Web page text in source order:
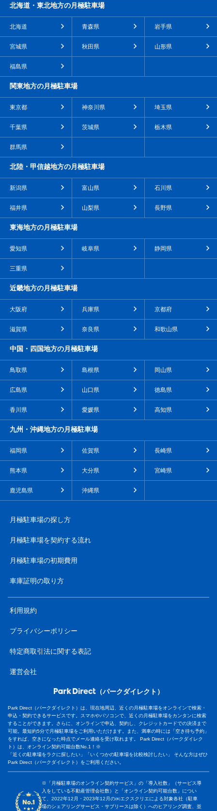
北海道・東北地方の月極駐車場
北海道 青森県 岩手県
宮城県 秋田県 山形県
福島県
関東地方の月極駐車場
東京都 神奈川県 埼玉県
千葉県 茨城県 栃木県
群馬県
北陸・甲信越地方の月極駐車場
新潟県 富山県 石川県
福井県 山梨県 長野県
東海地方の月極駐車場
愛知県 岐阜県 静岡県
三重県
近畿地方の月極駐車場
大阪府 兵庫県 京都府
滋賀県 奈良県 和歌山県
中国・四国地方の月極駐車場
鳥取県 島根県 岡山県
広島県 山口県 徳島県
香川県 愛媛県 高知県
九州・沖縄地方の月極駐車場
福岡県 佐賀県 長崎県
熊本県 大分県 宮崎県
鹿児島県 沖縄県
月極駐車場の探し方
月極駐車場を契約する流れ
月極駐車場の初期費用
車庫証明の取り方
利用規約
プライバシーポリシー
特定商取引法に関する表記
運営会社
（パークダイレクト）
Park Direct（パークダイレクト）は、現在地周辺、近くの月極駐車場をオンラインで検索・
申込・契約できるサービスです。スマホやパソコンで、近くの月極駐車場をカンタンに検索
することができます。さらに、オンラインで申込、契約し、クレジットカードでの決済まで
可能。最短約5分で月極駐車場をご利用いただけます。また、満車の時には「空き待ち予約」
をすれば、空きになった時点でメール連絡を受け取れます。 Park Direct（パークダイレク
ト）は、オンライン契約可能台数No.1！※
「近くの駐車場をラクに探したい」「いくつかの駐車場を比較検討したい」 そんな方はぜひ
Park Direct（パークダイレクト）をご利用ください。
※「月極駐車場のオンライン契約サービス」の「導入社数」（サービス導
入をしている不動産管理会社数）と「オンライン契約可能台数」につい
て、2022年12月・2023年12月の㈱エクスクリエによる対象各社（駐車
場のシェアリングサービス・サブリースは除く）へのヒアリング調査、並